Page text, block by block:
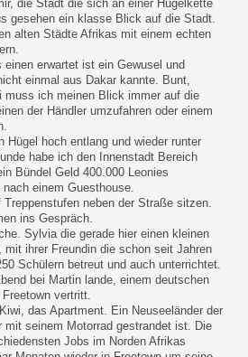
die Stadt die sich an einer Hügelkette
gesehen ein klasse Blick auf die Stadt.
alten Städte Afrikas mit einem echten
einen erwartet ist ein Gewusel und
einmal aus Dakar kannte. Bunt,
muss ich meinen Blick immer auf die
der Händler umzufahren oder einem
Hügel hoch entlang und wieder runter
habe ich den Innenstadt Bereich
Bündel Geld 400.000 Leonies
einem Guesthouse.
neben der Straße sitzen.
ins Gespräch.
Sylvia die gerade hier einen kleinen
mit ihrer Freundin die schon seit Jahren
Schülern betreut und auch unterrichtet.
bei Martin lande, einem deutschen
vertritt.
das Apartment. Ein Neuseeländer der
mit seinem Motorrad gestrandet ist. Die
Jobs im Norden Afrikas